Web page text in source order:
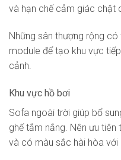
và hạn chế cảm giác chật
Những sân thượng rộng
module để tạo khu vực
cảnh.
Khu vực hồ bơi
Sofa ngoài trời giúp bổ
ghế tắm nắng. Nên ưu tiên
và có màu sắc hài hòa với